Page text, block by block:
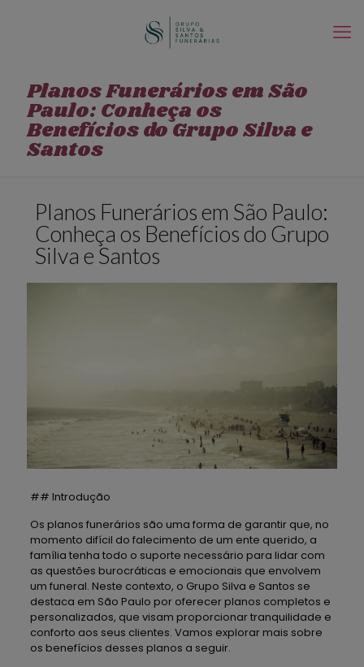
Planos Funerários em São
Paulo: Conheça os
Benefícios do Grupo Silva e
Santos
Planos Funerários em São Paulo:
Conheça os Benefícios do Grupo
Silva e Santos
## Introdução
Os planos funerários são uma forma de garantir que, no
momento difícil do falecimento de um ente querido, a
família tenha todo o suporte necessário para lidar com
as questões burocráticas e emocionais que envolvem
um funeral. Neste contexto, o Grupo Silva e Santos se
destaca em São Paulo por oferecer planos completos e
personalizados, que visam proporcionar tranquilidade e
conforto aos seus clientes. Vamos explorar mais sobre
os benefícios desses planos a seguir.